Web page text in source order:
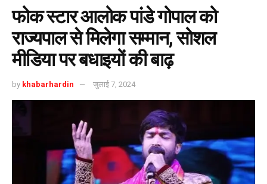
फोक स्टार आलोक पांडे गोपाल को
राज्यपाल से मिलेगा सम्मान, सोशल
मीडिया पर बधाइयों की बाढ़
by khabarhardin जुलाई 7, 2024